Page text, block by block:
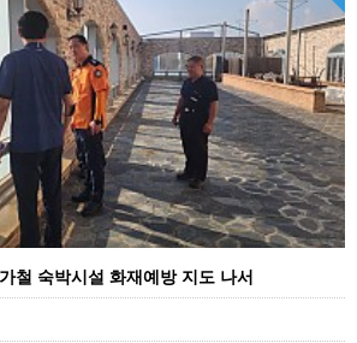
철 숙박시설 화재예방 지도 나서